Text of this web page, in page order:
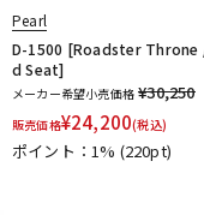
Pearl
D-1500 [Roadster Throne
d Seat]
メーカー希望小売価格 ¥30,250
販売価格¥24,200(税込)
ポイント：1% (220pt)